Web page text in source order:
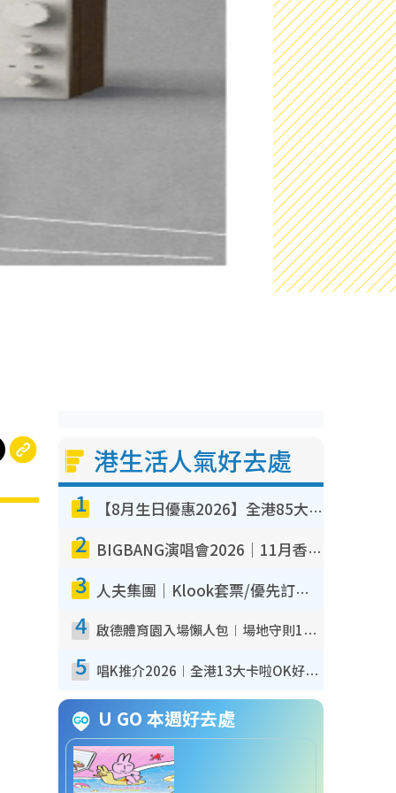
港生活人氣好去處
1 【8月生日優惠2026】全港85大食買玩著數攻略 自助餐/火鍋放題同行免費＋誠品/DONKI送現金券
2 BIGBANG演唱會2026｜11月香港啟德開3場！實名制VIP申請、優先購票攻略
3 人夫集團｜Klook套票/優先訂票/公開發售搶飛攻略！附票價.購票連結.場地座位表
4 啟德體育園入場懶人包︱場地守則12違禁品不可進場准帶細水樽但全場禁樽蓋！應援牌有限制！
5 唱K推介2026︱全港13大卡啦OK好去處！最平$36起 日文K都有！(附地址+收費詳情)
U GO 本週好去處